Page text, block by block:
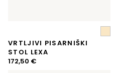
VRTLJIVI PISARNIŠKI
STOL LEXA
172,50 €